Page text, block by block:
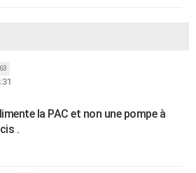
la PAC et non une pompe à
.